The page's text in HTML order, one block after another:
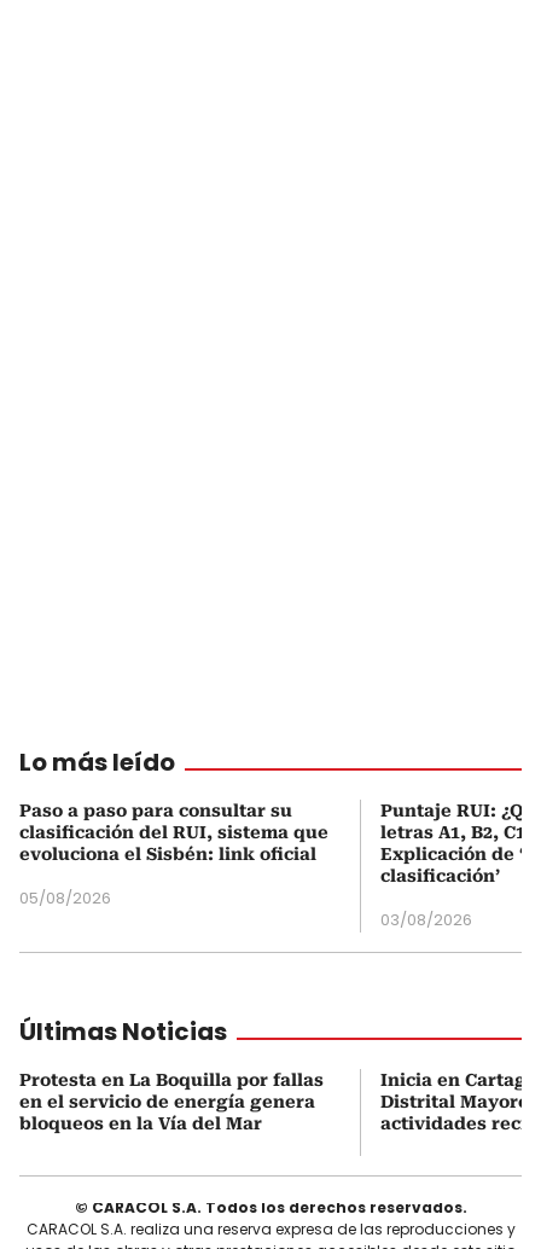
Lo más leído
Paso a paso para consultar su
clasificación del RUI, sistema que
evoluciona el Sisbén: link oficial
05/08/2026
Puntaje RUI:
letras A1, B2, C1
Explicación de
clasificación’
03/08/2026
Últimas Noticias
Protesta en La Boquilla por fallas
en el servicio de energía genera
bloqueos en la Vía del Mar
Inicia en
Distrital Mayores
actividades
© CARACOL S.A. Todos los derechos reservados.
CARACOL S.A. realiza una reserva expresa de las reproducciones y